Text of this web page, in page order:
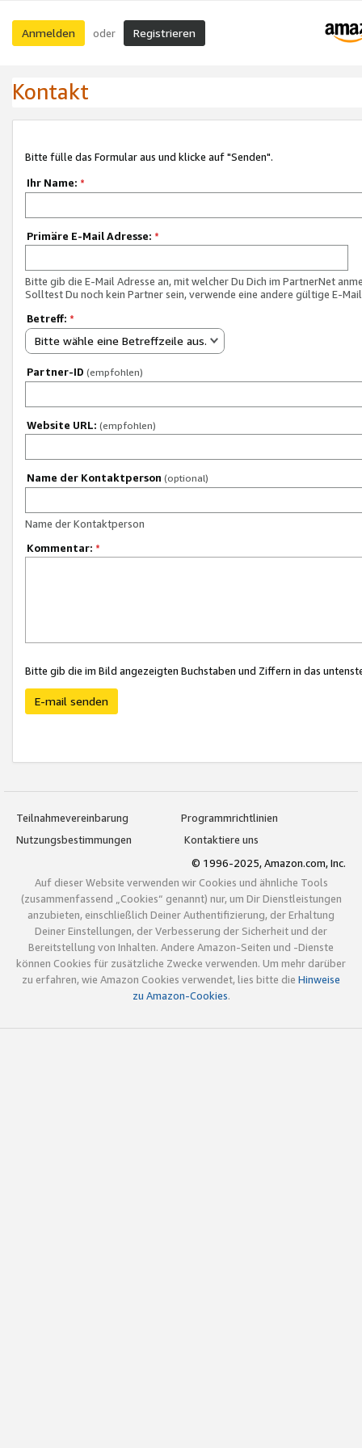
Anmelden oder Registrieren
Kontakt
Bitte fülle das Formular aus und klicke auf "Senden".
Ihr Name: *
Primäre E-Mail Adresse: *
Bitte gib die E-Mail Adresse an, mit welcher Du Dich im PartnerNet
Solltest Du noch kein Partner sein, verwende eine andere gültige E-
Betreff: *
Bitte wähle eine Betreffzeile aus.
Partner-ID (empfohlen)
Website URL: (empfohlen)
Name der Kontaktperson (optional)
Name der Kontaktperson
Kommentar: *
Bitte gib die im Bild angezeigten Buchstaben und Ziffern in das
E-mail senden
Teilnahmevereinbarung
Programmrichtlinien
Nutzungsbestimmungen
Kontaktiere uns
© 1996-2025, Amazon.com, Inc.
Auf dieser Website verwenden wir Cookies und ähnliche Tools
(zusammenfassend „Cookies“ genannt) nur, um Dir Dienstleistungen
anzubieten, einschließlich Deiner Authentifizierung, der Erhaltung
Deiner Einstellungen, der Verbesserung der Sicherheit und der
Bereitstellung von Inhalten. Andere Amazon-Seiten und -Dienste
können Cookies für zusätzliche Zwecke verwenden. Um mehr darüber
zu erfahren, wie Amazon Cookies verwendet, lies bitte die Hinweise
zu Amazon-Cookies.